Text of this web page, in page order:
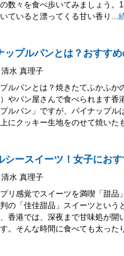
数々を食べ歩いてみましょう
ていると漂ってくる甘い香り...
ップルパンとは？おすす
清水 真理子
ルパンとは？焼きたてふかふか
やパン屋さんで食べられます
ルパン」ですが、パイナップル
にクッキー生地をのせて焼いた
シースイーツ！女子にお
清水 真理子
リ感覚でスイーツを満喫「甜
の「佳佳甜品」スイーツという
香港では、深夜まで甘味処が
。そんな時間に食べても太った